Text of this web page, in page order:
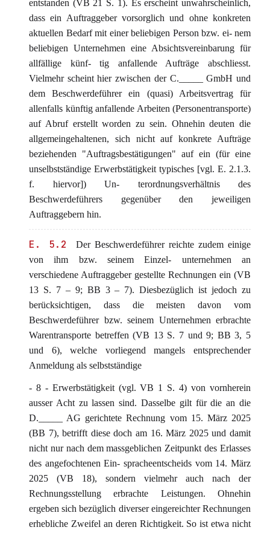
entstanden (VB 21 S. 1). Es erscheint unwahrscheinlich,
dass ein Auftraggeber vorsorglich und ohne konkreten
aktuellen Bedarf mit einer beliebigen Person bzw. ei- nem
beliebigen Unternehmen eine Absichtsvereinbarung für
allfällige künf- tig anfallende Aufträge abschliesst.
Vielmehr scheint hier zwischen der C._____ GmbH und
dem Beschwerdeführer ein (quasi) Arbeitsvertrag für
allenfalls künftig anfallende Arbeiten (Personentransporte)
auf Abruf erstellt worden zu sein. Ohnehin deuten die
allgemeingehaltenen, sich nicht auf konkrete Aufträge
beziehenden "Auftragsbestätigungen" auf ein (für eine
unselbstständige Erwerbstätigkeit typisches [vgl. E. 2.1.3.
f. hiervor]) Un- terordnungsverhältnis des
Beschwerdeführers gegenüber den jeweiligen
Auftraggebern hin.
E. 5.2
Der Beschwerdeführer reichte zudem einige
von ihm bzw. seinem Einzel- unternehmen an
verschiedene Auftraggeber gestellte Rechnungen ein (VB
13 S. 7 – 9; BB 3 – 7). Diesbezüglich ist jedoch zu
berücksichtigen, dass die meisten davon vom
Beschwerdeführer bzw. seinem Unternehmen erbrachte
Warentransporte betreffen (VB 13 S. 7 und 9; BB 3, 5
und 6), welche vorliegend mangels entsprechender
Anmeldung als selbstständige
- 8 - Erwerbstätigkeit (vgl. VB 1 S. 4) von vornherein
ausser Acht zu lassen sind. Dasselbe gilt für die an die
D._____ AG gerichtete Rechnung vom 15. März 2025
(BB 7), betrifft diese doch am 16. März 2025 und damit
nicht nur nach dem massgeblichen Zeitpunkt des Erlasses
des angefochtenen Ein- spracheentscheids vom 14. März
2025 (VB 18), sondern vielmehr auch nach der
Rechnungsstellung erbrachte Leistungen. Ohnehin
ergeben sich bezüglich diverser eingereichter Rechnungen
erhebliche Zweifel an deren Richtigkeit. So ist etwa nicht